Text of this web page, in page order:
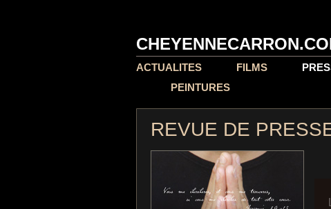
ACTUALITES FILMS
PEINTURES
REVUE DE